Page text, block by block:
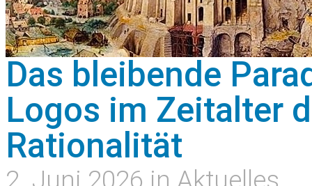
Das bleibende
Logos im Zeitalter
Rationalität